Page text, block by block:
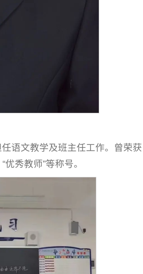
语文教学及班主任工作。曾荣获
秀教师”等称号。